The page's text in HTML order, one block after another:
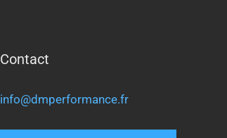
Contact
info@dmperformance.fr